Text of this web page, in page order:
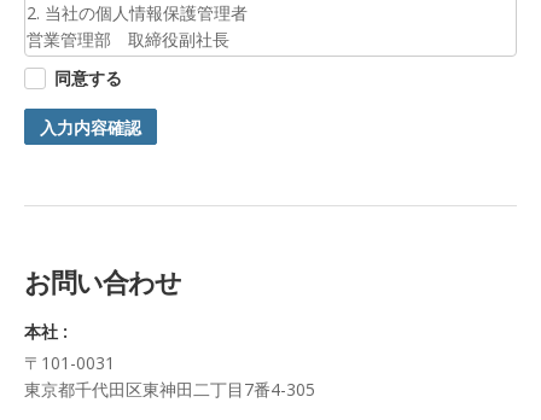
2. 当社の個人情報保護管理者
営業管理部 取締役副社長
3. 個人情報の利用目的
お預かりした個人情報は、お問合せへの対応のために利用いた
します。
4. 第三者提供について
ご入力頂く個人情報は第三者に提供しません。
正・追加・削除、利用の停止または消去、第三者への提供の停
口に申し出ることができます。
その際、弊社はご本人を確認させていただいたうえで、合理的
な期間内に対応いたします。
同意する
入力内容確認
お問い合わせ
本社 :
〒101-0031
東京都千代田区東神田二丁目7番4-305